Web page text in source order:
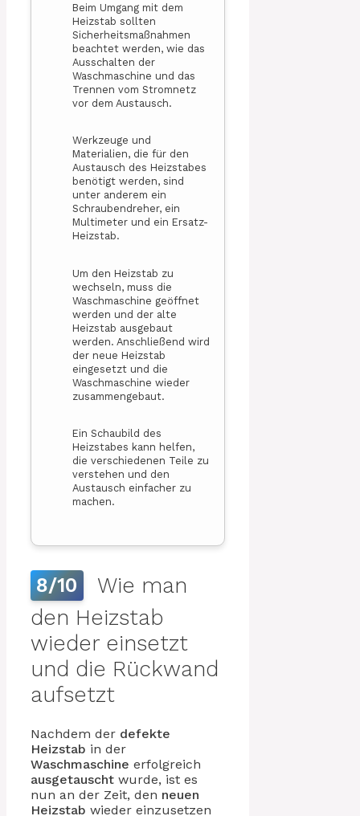
Beim Umgang mit dem
Heizstab sollten
Sicherheitsmaßnahmen
beachtet werden, wie das
Ausschalten der
Waschmaschine und das
Trennen vom Stromnetz
vor dem Austausch.
Werkzeuge und
Materialien, die für den
Austausch des Heizstabes
benötigt werden, sind
unter anderem ein
Schraubendreher, ein
Multimeter und ein Ersatz-
Heizstab.
Um den Heizstab zu
wechseln, muss die
Waschmaschine geöffnet
werden und der alte
Heizstab ausgebaut
werden. Anschließend wird
der neue Heizstab
eingesetzt und die
Waschmaschine wieder
zusammengebaut.
Ein Schaubild des
Heizstabes kann helfen,
die verschiedenen Teile zu
verstehen und den
Austausch einfacher zu
machen.
8/10
Wie man
den Heizstab
wieder einsetzt
und die Rückwand
aufsetzt
Nachdem der defekte
Heizstab in der
Waschmaschine erfolgreich
ausgetauscht wurde, ist es
nun an der Zeit, den neuen
Heizstab wieder einzusetzen